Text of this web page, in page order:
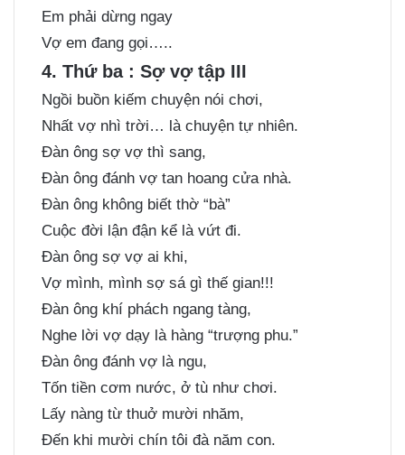
Em phải dừng ngay
Vợ em đang gọi…..
4. Thứ ba : Sợ vợ tập III
Ngồi buồn kiếm chuyện nói chơi,
Nhất vợ nhì trời… là chuyện tự nhiên.
Ðàn ông sợ vợ thì sang,
Ðàn ông đánh vợ tan hoang cửa nhà.
Ðàn ông không biết thờ “bà”
Cuộc đời lận đận kể là vứt đi.
Ðàn ông sợ vợ ai khi,
Vợ mình, mình sợ sá gì thế gian!!!
Ðàn ông khí phách ngang tàng,
Nghe lời vợ dạy là hàng “trượng phu.”
Ðàn ông đánh vợ là ngu,
Tốn tiền cơm nước, ở tù như chơi.
Lấy nàng từ thuở mười nhăm,
Ðến khi mười chín tôi đà năm con.